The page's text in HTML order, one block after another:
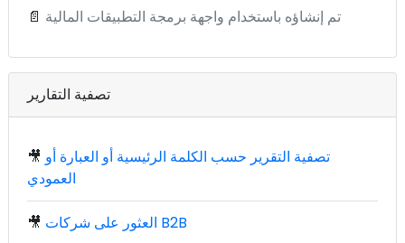
📄 تم إنشاؤه باستخدام واجهة برمجة التطبيقات المالية
تصفية التقارير
🎥 تصفية التقرير حسب الكلمة الرئيسية أو العبارة أو
العمودي
🎥 العثور على شركات B2B